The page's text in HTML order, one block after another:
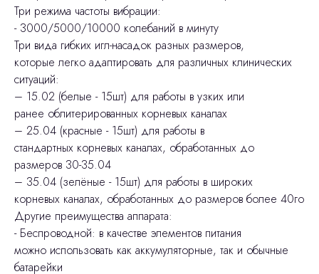
Три режима частоты вибрации:
- 3000/5000/10000 колебаний в минуту
Три вида гибких игл-насадок разных размеров,
которые легко адаптировать для различных клинических
ситуаций:
– 15.02 (белые - 15шт) для работы в узких или
ранее облитерированных корневых каналах
– 25.04 (красные - 15шт) для работы в
стандартных корневых каналах, обработанных до
размеров 30-35.04
– 35.04 (зелёные - 15шт) для работы в широких
корневых каналах, обработанных до размеров более 40го
Другие преимущества аппарата:
- Беспроводной: в качестве элементов питания
можно использовать как аккумуляторные, так и обычные
батарейки